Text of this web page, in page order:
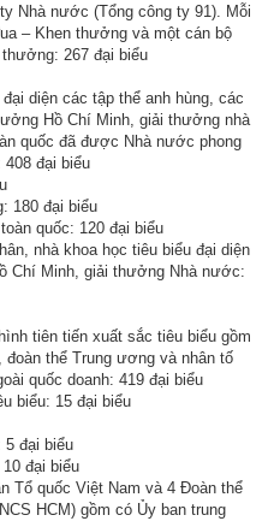
Nhà nước (Tổng công ty 91). Mỗi
– Khen thưởng và một cán bộ
267 đại biểu
diện các tập thể anh hùng, các
Hồ Chí Minh, giải thưởng nhà
quốc đã được Nhà nước phong
408 đại biểu
180 đại biểu
quốc: 120 đại biểu
nhà khoa học tiêu biểu đại diện
Chí Minh, giải thưởng Nhà nước:
tiên tiến xuất sắc tiêu biểu gồm
thể Trung ương và nhân tố
quốc doanh: 419 đại biểu
biểu: 15 đại biểu
5 đại biểu
đại biểu
Tổ quốc Việt Nam và 4 Đoàn thể
HCM) gồm có Ủy ban trung